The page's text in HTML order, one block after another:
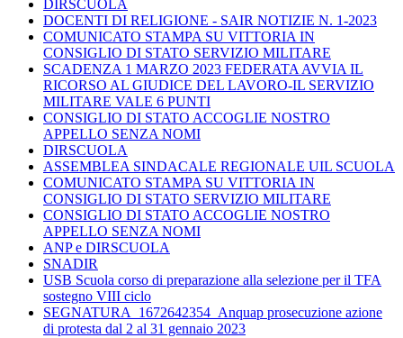
DIRSCUOLA
DOCENTI DI RELIGIONE - SAIR NOTIZIE N. 1-2023
COMUNICATO STAMPA SU VITTORIA IN
CONSIGLIO DI STATO SERVIZIO MILITARE
SCADENZA 1 MARZO 2023 FEDERATA AVVIA IL
RICORSO AL GIUDICE DEL LAVORO-IL SERVIZIO
MILITARE VALE 6 PUNTI
CONSIGLIO DI STATO ACCOGLIE NOSTRO
APPELLO SENZA NOMI
DIRSCUOLA
ASSEMBLEA SINDACALE REGIONALE UIL SCUOLA
COMUNICATO STAMPA SU VITTORIA IN
CONSIGLIO DI STATO SERVIZIO MILITARE
CONSIGLIO DI STATO ACCOGLIE NOSTRO
APPELLO SENZA NOMI
ANP e DIRSCUOLA
SNADIR
USB Scuola corso di preparazione alla selezione per il TFA
sostegno VIII ciclo
SEGNATURA_1672642354_Anquap prosecuzione azione
di protesta dal 2 al 31 gennaio 2023